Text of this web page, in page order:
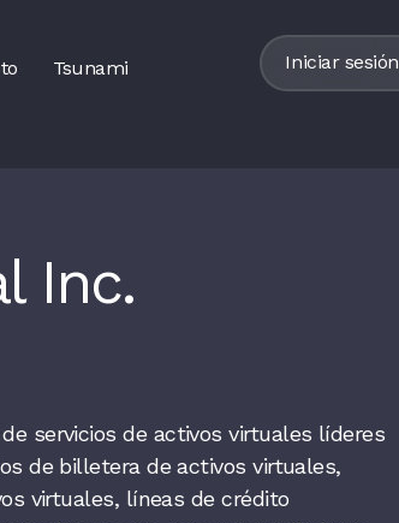
Tsunami Iniciar sesión
Inc.
servicios de activos virtuales líderes
de billetera de activos virtuales,
virtuales, líneas de crédito